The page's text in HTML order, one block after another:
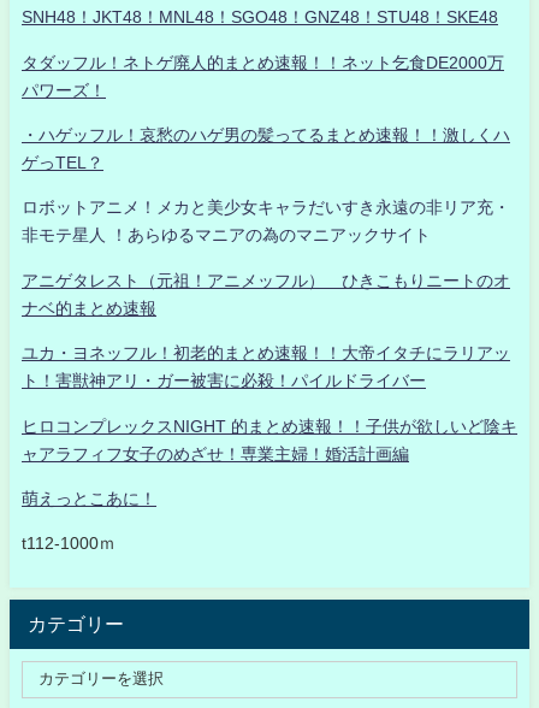
SNH48！JKT48！MNL48！SGO48！GNZ48！STU48！SKE48
タダッフル！ネトゲ廃人的まとめ速報！！ネット乞食DE2000万
パワーズ！
・ハゲッフル！哀愁のハゲ男の髪ってるまとめ速報！！激しくハ
ゲっTEL？
ロボットアニメ！メカと美少女キャラだいすき永遠の非リア充・
非モテ星人 ！あらゆるマニアの為のマニアックサイト
アニゲタレスト（元祖！アニメッフル） ひきこもりニートのオ
ナベ的まとめ速報
ユカ・ヨネッフル！初老的まとめ速報！！大帝イタチにラリアッ
ト！害獣神アリ・ガー被害に必殺！パイルドライバー
ヒロコンプレックスNIGHT 的まとめ速報！！子供が欲しいど陰キ
ャアラフィフ女子のめざせ！専業主婦！婚活計画編
萌えっとこあに！
t112-1000ｍ
カテゴリー